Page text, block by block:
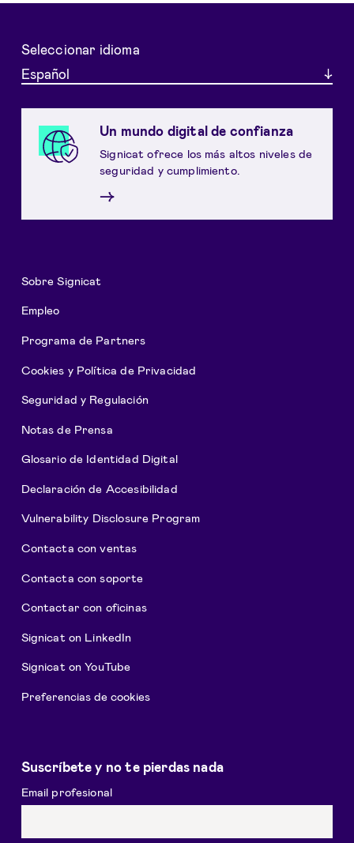
Seleccionar idioma
Español
Un mundo digital de confianza
Signicat ofrece los más altos niveles de
seguridad y cumplimiento.
→
Sobre Signicat
Empleo
Programa de Partners
Cookies y Política de Privacidad
Seguridad y Regulación
Notas de Prensa
Glosario de Identidad Digital
Declaración de Accesibilidad
Vulnerability Disclosure Program
Contacta con ventas
Contacta con soporte
Contactar con oficinas
Signicat on LinkedIn
Signicat on YouTube
Preferencias de cookies
Suscríbete y no te pierdas nada
Email profesional